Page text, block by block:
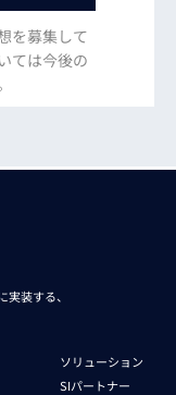
を募集して
ては今後の
実装する、
ソリューション
SIパートナー